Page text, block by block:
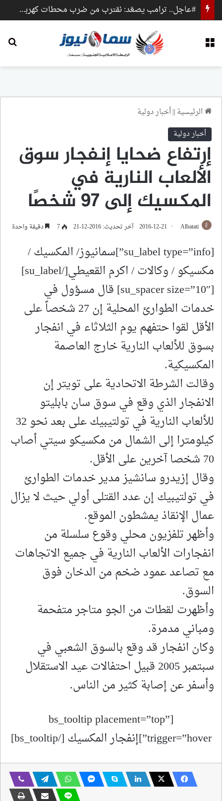
#عاجل.. ترامب يصعّد: نقترب من ضرب محطات كهرباء وجسور داخل إيران
الرئيسية||أخبار دولية
أخبار دولية
إرتفاع ضحايا إنفجار سوق
الألعاب النارية في
المكسيك إلى 97 شخصًا
Albatati
2016-12-21 آخر تحديث: 2016-12-21 7 دقيقة واحدة
[su_label type=”info”]سمانيوز/ المكسيك /
مكسيكو / وكالات / اكرم القعيطي[/su_label]
[su_spacer size=”10″] قال مسؤول في
خدمات الطوارئ المحلية إن 27 شخصاً على
الأقل لقوا حتفهم يوم الثلاثاء في انفجار
بسوق للألعاب النارية خارج العاصمة
المكسيكية.
وقالت الشرطة الاتحادية على تويتر إن
الانفجار الذي وقع في سوق سان بابليتو
للألعاب النارية في تولتيبيك على بعد نحو 32
كيلومترا إلى الشمال من مكسيكو سيتي أصاب
70 شخصا آخرين على الأقل.
وقال إزيدرو سانشيز مدير خدمات الطوارئ
في تولتيبيك إن عدد القتلى أولي حيث لا يزال
عمال الإنقاذ يمشطون الموقع.
وأظهر تلفزيون محلي وقوع سلسلة من
انفجارات الألعاب النارية في جميع الاتجاهات
مع تصاعد عمود ضخم من الدخان فوق
السوق.
وأظهرت لقطات من الجو متاجر متفحمة
ومباني مدمرة.
وكان انفجار قد وقع بالسوق الشعبي في
سبتمبر 2005 قبيل احتفالات عيد الاستقلال
وأسفر عن إصابة كثير من الناس.
[bs_tooltip placement=”top”
trigger=”hover”]إنفجار المكسيك [/bs_tooltip]